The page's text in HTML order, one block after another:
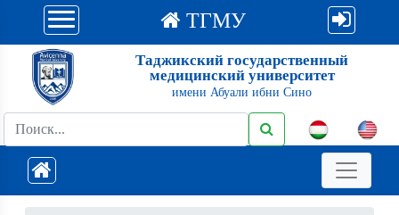
ТГМУ
Таджикский государственный
медицинский университет
имени Абуали ибни Сино